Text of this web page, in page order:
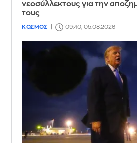
νεοσύλλεκτους για την
τους
ΚΟΣΜΟΣ 09:40, 05.08.2026